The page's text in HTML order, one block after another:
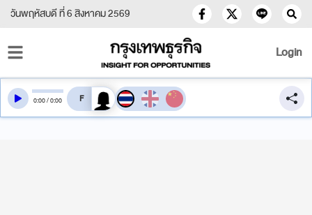
วันพฤหัสบดี ที่ 6 สิงหาคม 2569
Login
0:00/0:00 สลับเสียงอ่าน